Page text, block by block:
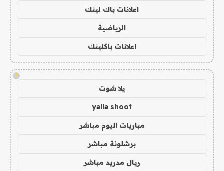
اعلانات باك لينك
الرياضية
اعلانات باكلينك
!
يلا شوت
yalla shoot
مباريات اليوم مباشر
برشلونة مباشر
ريال مدريد مباشر